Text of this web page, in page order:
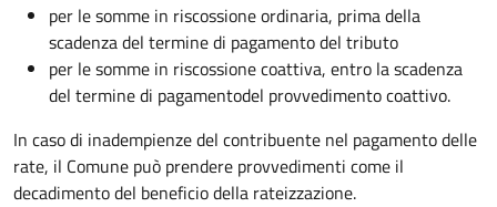
per le somme in riscossione ordinaria, prima della
scadenza del termine di pagamento del tributo
per le somme in riscossione coattiva, entro la scadenza
del termine di pagamentodel provvedimento coattivo.
In caso di inadempienze del contribuente nel pagamento delle
rate, il Comune può prendere provvedimenti come il
decadimentodel beneficio della rateizzazione.